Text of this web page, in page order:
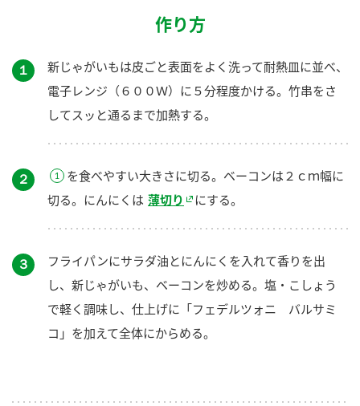
作り方
１
新じゃがいもは皮ごと表面をよく洗って耐熱皿に並べ、
電子レンジ（６００Ｗ）に５分程度かける。竹串をさ
してスッと通るまで加熱する。
２
を食べやすい大きさに切る。ベーコンは２ｃｍ幅に
切る。にんにくは 薄切り にする。
３
フライパンにサラダ油とにんにくを入れて香りを出
し、新じゃがいも、ベーコンを炒める。塩・こしょう
で軽く調味し、仕上げに「フェデルツォニ バルサミ
コ」を加えて全体にからめる。